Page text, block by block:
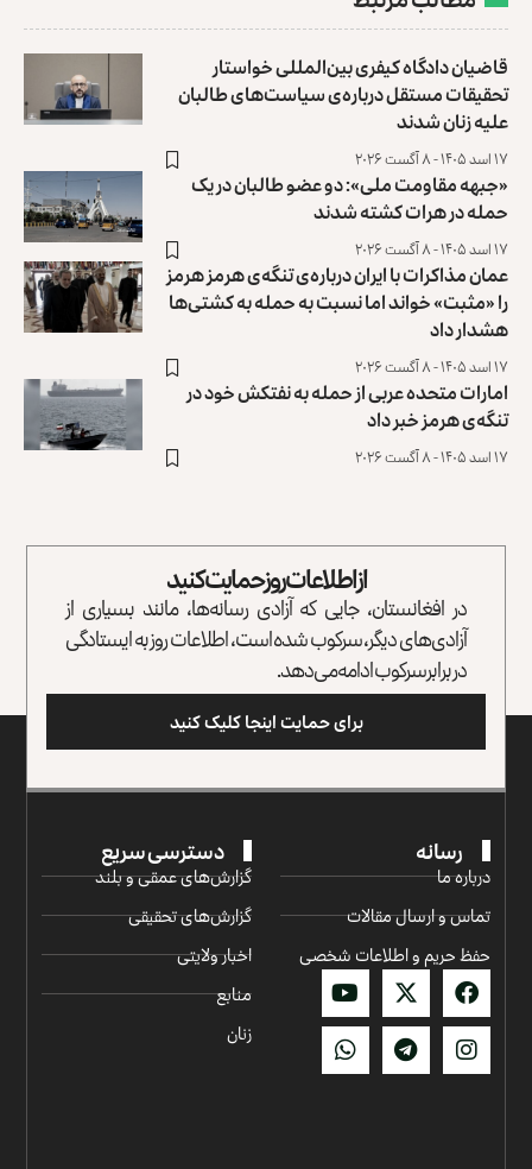
قاضیان دادگاه کیفری بین‌المللی خواستار
تحقیقات مستقل درباره‌ی سیاست‌های طالبان
علیه زنان شدند
۱۷ اسد ۱۴۰۵ - ۸ آگست ۲۰۲۶
«جبهه مقاومت ملی»: دو عضو طالبان در یک
حمله در هرات کشته شدند
۱۷ اسد ۱۴۰۵ - ۸ آگست ۲۰۲۶
عمان مذاکرات با ایران درباره‌ی تنگه‌ی هرمز هرمز
را «مثبت» خواند ‏اما نسبت به حمله به کشتی‌ها
هشدار داد
۱۷ اسد ۱۴۰۵ - ۸ آگست ۲۰۲۶
امارات متحده عربی از حمله به نفتکش خود در
تنگه‌ی هرمز خبر داد
۱۷ اسد ۱۴۰۵ - ۸ آگست ۲۰۲۶
از اطلاعات روز حمایت کنید
در افغانستان، جایی که آزادی رسانه‌ها، مانند بسیاری از
آزادی‌های دیگر، سرکوب شده است، اطلاعات روز به ایستادگی
در برابر سرکوب ادامه می‌دهد.
برای حمایت اینجا کلیک کنید
رسانه
درباره ما
تماس و ارسال مقالات
حفظ حریم و اطلاعات شخصی
دسترسی سریع
گزارش‌‌های عمقی و بلند
گزارش‌های تحقیقی
اخبار ولایتی
منابع
زنان